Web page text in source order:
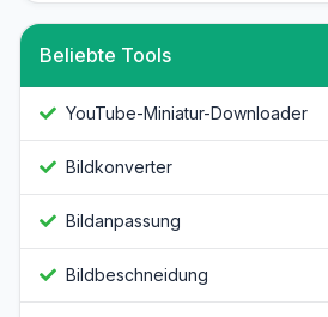
Beliebte Tools
YouTube-Miniatur-Downloader
Bildkonverter
Bildanpassung
Bildbeschneidung